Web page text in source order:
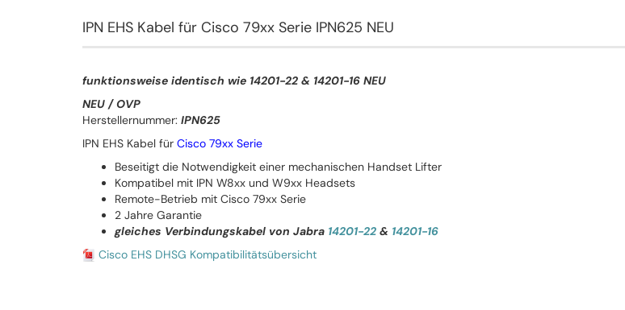
IPN EHS Kabel für Cisco 79xx Serie IPN625 NEU
funktionsweise identisch wie 14201-22 & 14201-16 NEU
NEU / OVP
Herstellernummer: IPN625
IPN EHS Kabel für Cisco 79xx Serie
Beseitigt die Notwendigkeit einer mechanischen Handset Lifter
Kompatibel mit IPN W8xx und W9xx Headsets
Remote-Betrieb mit Cisco 79xx Serie
2 Jahre Garantie
gleiches Verbindungskabel von Jabra 14201-22 & 14201-16
Cisco EHS DHSG Kompatibilitätsübersicht